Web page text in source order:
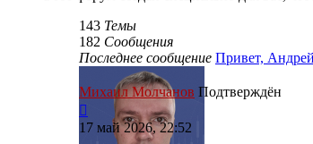
143 Темы
182 Сообщения
Последнее сообщение Привет,
Михаил Молчанов Подтверждён
Перейти
к
последнему
17 май 2026, 22:52